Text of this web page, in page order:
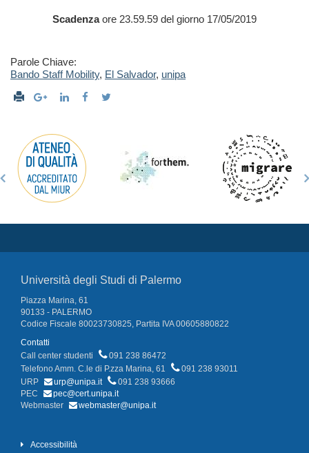
Scadenzaore 23.59.59 del giorno 17/05/2019
Parole Chiave:
Bando Staff Mobility, El Salvador, unipa
Università degli Studi di Palermo
Piazza Marina, 61
90133 - PALERMO
Codice Fiscale 80023730825, Partita IVA 00605880822
Contatti
Call center studenti
091 238 86472
Telefono Amm. C.le di P.zza Marina, 61
091 238 93011
URP
urp@unipa.it
091 238 93666
PEC
pec@cert.unipa.it
Webmaster
webmaster@unipa.it
Accessibilità